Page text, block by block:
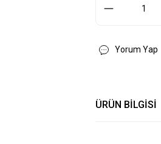
Yorum Yap
ÜRÜN BİLGİSİ